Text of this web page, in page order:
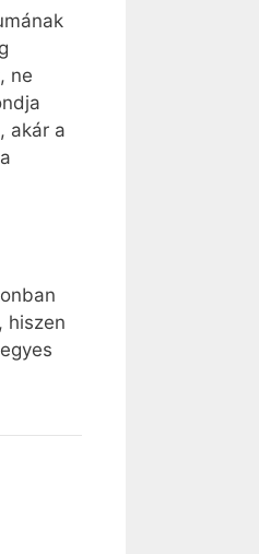
ne
akár a
hiszen